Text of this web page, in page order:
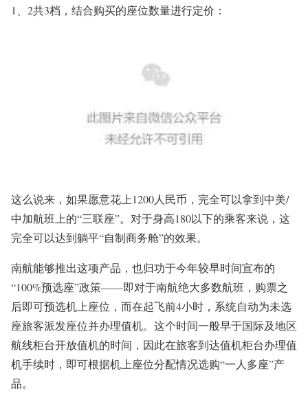
1、2共3档，结合购买的座位数量进行定价：
这么说来，如果愿意花上1200人民币，完全可以拿到中美/
中加航班上的“三联座”。对于身高180以下的乘客来说，这
完全可以达到躺平“自制商务舱”的效果。
南航能够推出这项产品，也归功于今年较早时间宣布的
“100%预选座”政策——即对于南航绝大多数航班，购票之
后即可预选机上座位，而在起飞前4小时，系统自动为未选
座旅客派发座位并办理值机。这个时间一般早于国际及地区
航线柜台开放值机的时间，因此在旅客到达值机柜台办理值
机手续时，即可根据机上座位分配情况选购“一人多座”产
品。